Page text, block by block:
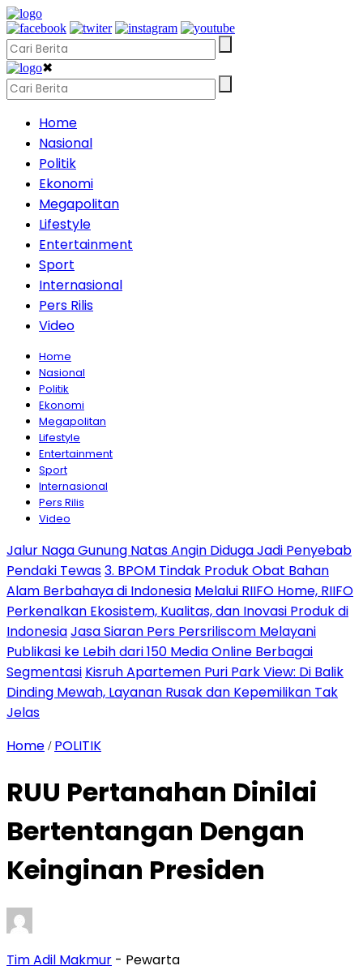
✖
Home
Nasional
Politik
Ekonomi
Megapolitan
Lifestyle
Entertainment
Sport
Internasional
Pers Rilis
Video
Home
Nasional
Politik
Ekonomi
Megapolitan
Lifestyle
Entertainment
Sport
Internasional
Pers Rilis
Video
Jalur Naga Gunung Natas Angin Diduga Jadi Penyebab
Pendaki Tewas3. BPOM Tindak Produk Obat Bahan
Alam Berbahaya di Indonesia Melalui RIIFO Home, RIIFO
Perkenalkan Ekosistem, Kualitas, dan Inovasi Produk di
IndonesiaJasa Siaran Pers Persriliscom Melayani
Publikasi ke Lebih dari 150 Media Online Berbagai
Segmentasi Kisruh Apartemen Puri Park View: Di Balik
Dinding Mewah, Layanan Rusak dan Kepemilikan Tak
Jelas
Home / POLITIK
RUU Pertanahan Dinilai
Bertentangan Dengan
Keinginan Presiden
Tim Adil Makmur - Pewarta